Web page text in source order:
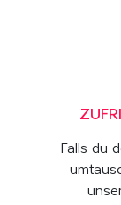
Falls du